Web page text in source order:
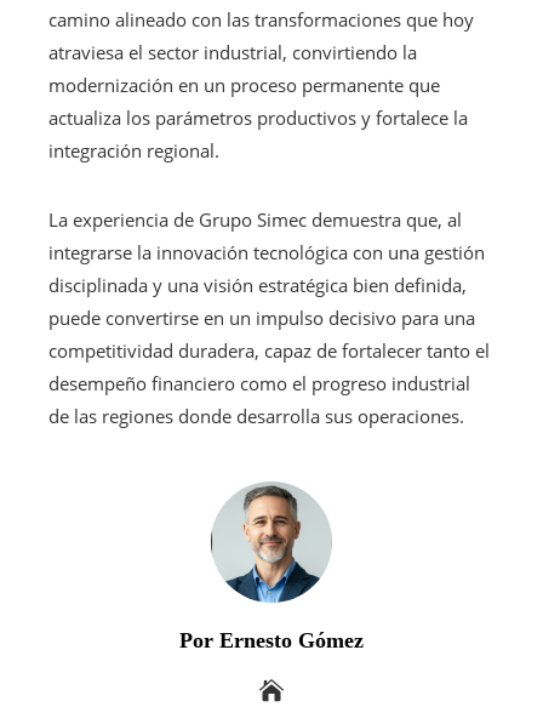
camino alineado con las transformaciones que hoy
atraviesa el sector industrial, convirtiendo la
modernización en un proceso permanente que
actualiza los parámetros productivos y fortalece la
integración regional.
La experiencia de Grupo Simec demuestra que, al
integrarse la innovación tecnológica con una gestión
disciplinada y una visión estratégica bien definida,
puede convertirse en un impulso decisivo para una
competitividad duradera, capaz de fortalecer tanto el
desempeño financiero como el progreso industrial
de las regiones donde desarrolla sus operaciones.
Por Ernesto Gómez